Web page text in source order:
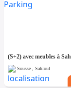
Sousse , Sahloul